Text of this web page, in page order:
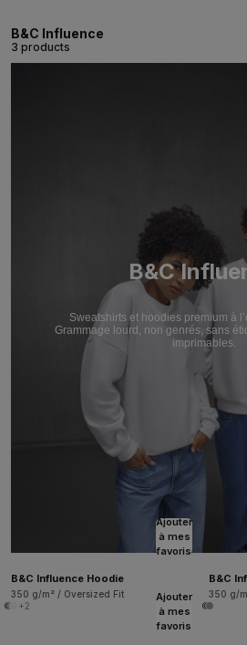
B&C Influence
3 products
B&C
Sweatshirts et hoodies premium à
Grammage lourd, non genrés, sans
imprimables.
Ajouter
à mes
favoris
B&C Influence Hoodie
350 g/m² / Oversized Fit
+2
B&C
350 g/
Ajouter
à mes
favoris